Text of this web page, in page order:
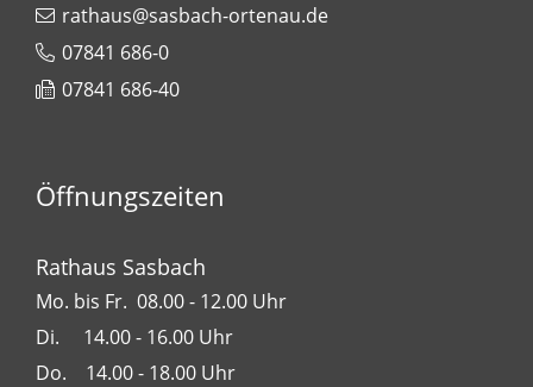
rathaus@sasbach-ortenau.de
07841 686-0
07841 686-40
Öffnungszeiten
Rathaus Sasbach
Mo. bis Fr. 08.00 - 12.00 Uhr
Di. 14.00 - 16.00 Uhr
Do. 14.00 - 18.00 Uhr